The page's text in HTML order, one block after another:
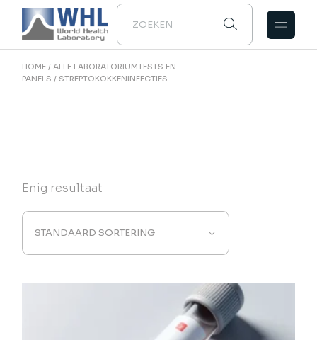
Naar
inhoud
gaan
HOME
ALLE LABORATORIUMTESTS EN
PANELS
STREPTOKOKKENINFECTIES
Enig resultaat
STANDAARD SORTERING